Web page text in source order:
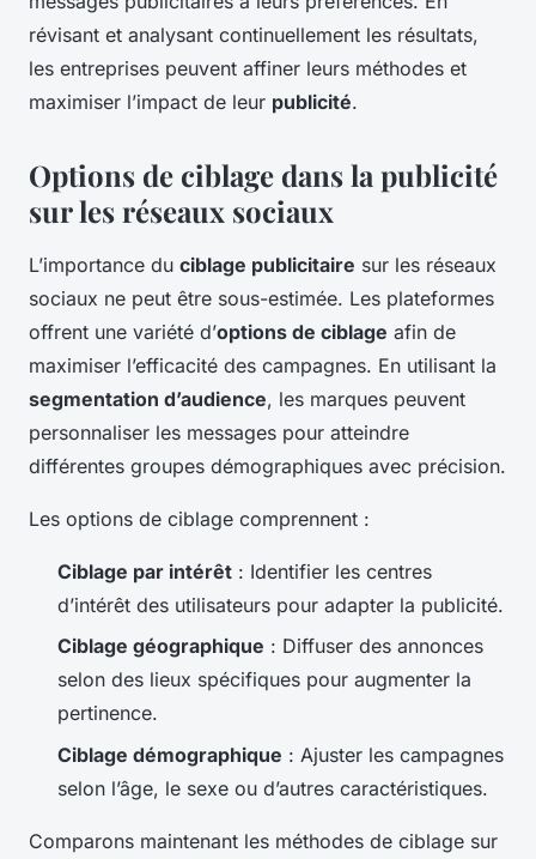
révisant et analysant continuellement les résultats,
les entreprises peuvent affiner leurs méthodes et
maximiser l’impact de leur publicité.
Options de ciblage dans la publicité
sur les réseaux sociaux
L’importance du ciblage publicitaire sur les réseaux
sociaux ne peut être sous-estimée. Les plateformes
offrent une variété d’options de ciblage afin de
maximiser l’efficacité des campagnes. En utilisant la
segmentation d’audience, les marques peuvent
personnaliser les messages pour atteindre
différentes groupes démographiques avec précision.
Les options de ciblage comprennent :
Ciblage par intérêt : Identifier les centres
d’intérêt des utilisateurs pour adapter la publicité.
Ciblage géographique : Diffuser des annonces
selon des lieux spécifiques pour augmenter la
pertinence.
Ciblage démographique : Ajuster les campagnes
selon l’âge, le sexe ou d’autres caractéristiques.
Comparons maintenant les méthodes de ciblage sur